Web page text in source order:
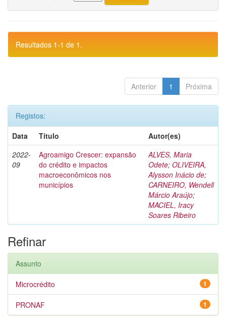
Resultados 1-1 de 1.
Anterior 1 Próxima
Registos:
Data
Título
Autor(es)
2022-
09
Agroamigo Crescer: expansão
do crédito e impactos
macroeconômicos nos
municípios
ALVES, Maria
Odete; OLIVEIRA,
Alysson Inácio de;
CARNEIRO, Wendell
Márcio Araújo;
MACIEL, Iracy
Soares Ribeiro
Refinar
Assunto
1
Microcrédito
1
PRONAF